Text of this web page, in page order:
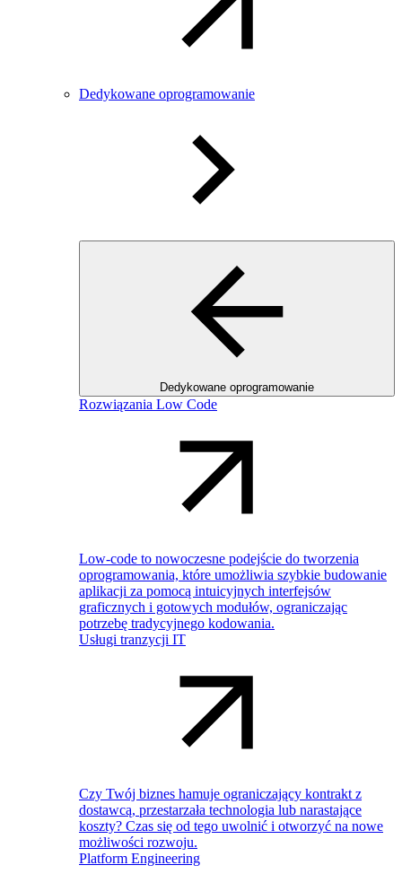
Dedykowane oprogramowanie
Dedykowane oprogramowanie
Rozwiązania Low Code
Low-code to nowoczesne podejście do tworzenia
oprogramowania, które umożliwia szybkie budowanie
aplikacji za pomocą intuicyjnych interfejsów
graficznych i gotowych modułów, ograniczając
potrzebę tradycyjnego kodowania.
Usługi tranzycji IT
Czy Twój biznes hamuje ograniczający kontrakt z
dostawcą, przestarzała technologia lub narastające
koszty? Czas się od tego uwolnić i otworzyć na nowe
możliwości rozwoju.
Platform Engineering